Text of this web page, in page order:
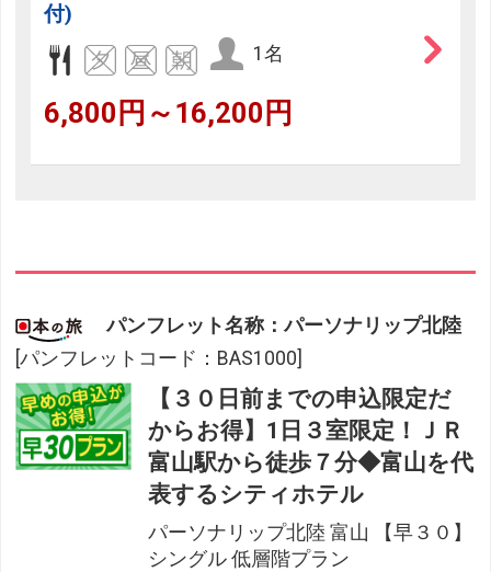
付)
1名
6,800円～16,200円
パンフレット名称：パーソナリップ北陸
[パンフレットコード：BAS1000]
【３０日前までの申込限定だ
からお得】1日３室限定！ＪＲ
富山駅から徒歩７分◆富山を代
表するシティホテル
パーソナリップ北陸 富山 【早３０】
シングル 低層階プラン